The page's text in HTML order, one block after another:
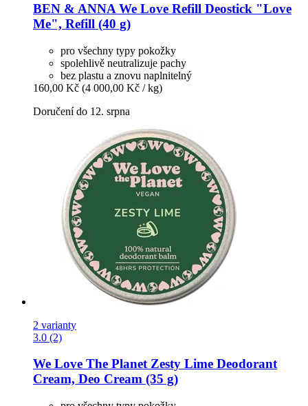
BEN & ANNA We Love Refill Deostick "Love
Me", Refill (40 g)
pro všechny typy pokožky
spolehlivě neutralizuje pachy
bez plastu a znovu naplnitelný
160,00 Kč (4 000,00 Kč / kg)
Doručení do 12. srpna
2 varianty
3.0 (2)
We Love The PlanetZesty Lime Deodorant
Cream, Deo Cream (35 g)